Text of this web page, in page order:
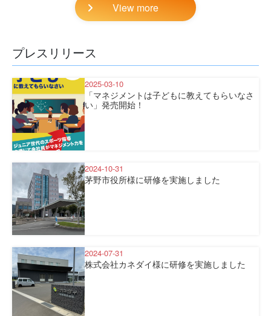
View more
プレスリリース
2025-03-10
「マネジメントは子どもに教えてもらいなさ
い」発売開始！
2024-10-31
茅野市役所様に研修を実施しました
2024-07-31
株式会社カネダイ様に研修を実施しました